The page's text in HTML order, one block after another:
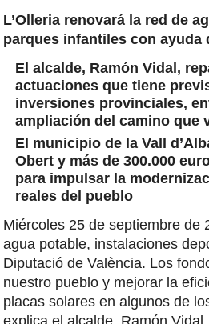
L’Olleria renovará la red de
parques infantiles con ayuda
El alcalde, Ramón Vidal,
actuaciones que tiene
inversiones provinciales,
ampliación del camino que
El municipio de la Vall
Obert y más de 300.000
para impulsar la
reales del pueblo
Miércoles 25 de septiembre de
agua potable, instalaciones
Diputació de València. Los
nuestro pueblo y mejorar la
placas solares en algunos de
explica el alcalde, Ramón